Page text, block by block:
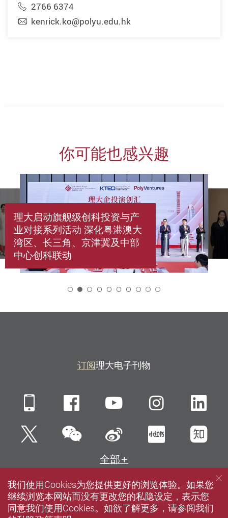
2766 6374
kenrick.ko@polyu.edu.hk
你可能也感兴趣
理大启动旗舰级创科投资与产
业对接系列活动 深化粤港澳大
湾区、长三角、京津冀及中部
中心创科联动
订阅理大电子刊物
Mobile FacebookYouTube
Twitter微信 新浪微博小红书知
全部
网站指南 联络我们 私隐政策声明
使用条款
无障碍网页
招聘 媒体 图书馆
我们使用Cookies为您提供更好的浏览体验。如果您
继续浏览本网站而没有更改您的私隐设定，表示您
同意我们使用Cookies。如欲了解更多，请参阅我们